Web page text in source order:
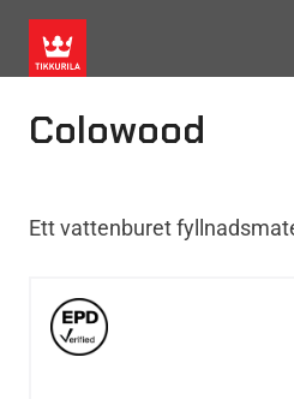
Colowood
Ett vattenburet